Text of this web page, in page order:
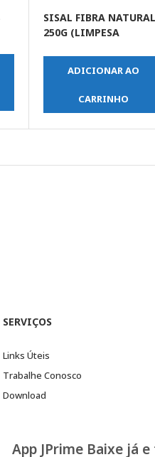
SISAL FIBRA NATURAL
250G (LIMPESA
ADICIONAR AO
CARRINHO
SERVIÇOS
Links Úteis
Trabalhe Conosco
Download
App JPrime Baixe já